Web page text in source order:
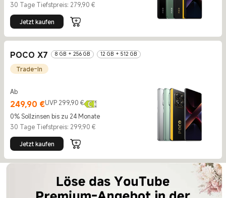
30 Tage Tiefstpreis: 279,90 €
Jetzt kaufen
POCO X7 8 GB + 256 GB 12 GB + 512 GB
Trade-In
Ab
249,90 €
Current Price €249.9
UVP 299,90 €
UVP 299,90 €
0% Sollzinsen bis zu 24 Monate
30 Tage Tiefstpreis: 299,90 €
Jetzt kaufen